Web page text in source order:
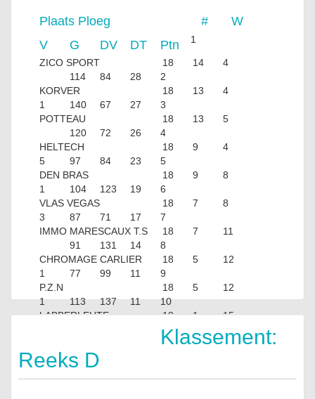
Plaats Ploeg #
W
V
G DV DT Ptn 1
ZICO SPORT 18 14
4
114
84 28
2
KORVER
18 13
4
1
140 67 27
3
POTTEAU
18 13
5
120
72 26
4
HELTECH
18 9
4
5
97 84 23
5
DEN BRAS
18 9
8
1
104 123 19
6
VLAS VEGAS
18 7
8
3
87 71 17
7
IMMO MARESCAUX T.S
18 7
11
91
131 14
8
CHROMAGE CARLIER
18 5
12
1
77 99 11
9
P.Z.N
18 5
12
1
113 137 11
10
LABBERLEUTE
18 1
15
Klassement:
Reeks D